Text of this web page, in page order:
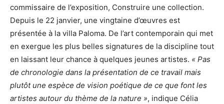
commissaire de l’exposition, Construire une collection.
Depuis le 22 janvier, une vingtaine d’œuvres est
présentée à la villa Paloma. De l’art contemporain qui met
en exergue les plus belles signatures de la discipline tout
en laissant leur chance à quelques jeunes artistes. « Pas
de chronologie dans la présentation de ce travail mais
plutôt une espèce de vision poétique de ce que font les
artistes autour du thème de la nature », indique Célia